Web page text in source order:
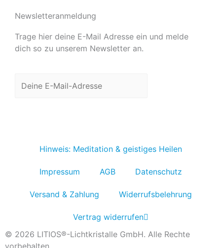
Newsletteranmeldung
Trage hier deine E-Mail Adresse ein und melde
dich so zu unserem Newsletter an.
Hinweis: Meditation & geistiges Heilen
Impressum AGB Datenschutz
Versand & Zahlung Widerrufsbelehrung
Vertrag widerrufen
© 2026 LITIOS®-Lichtkristalle GmbH. Alle Rechte